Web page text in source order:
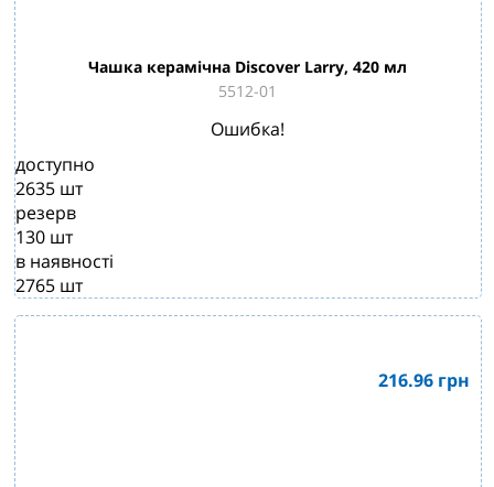
Чашка керамічна Discover Larry, 420 мл
5512-01
Ошибка!
доступно
2635 шт
резерв
130 шт
в наявності
2765 шт
216.96 грн